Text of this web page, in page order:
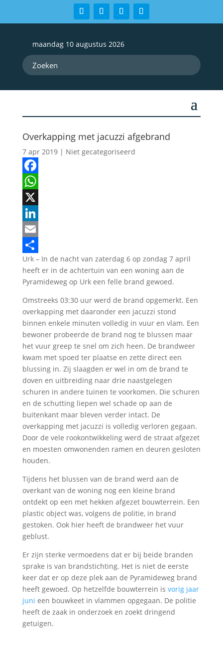
maandag 10 augustus 2026
Overkapping met jacuzzi afgebrand
7 apr 2019| Niet gecategoriseerd
Facebook
WhatsApp
X
LinkedIn
Email
Delen
Urk – In de nacht van zaterdag 6 op zondag 7 april
heeft er in de achtertuin van een woning aan de
Pyramideweg op Urk een felle brand gewoed.
Omstreeks 03:30 uur werd de brand opgemerkt. Een
overkapping met daaronder een jacuzzi stond
binnen enkele minuten volledig in vuur en vlam. Een
bewoner probeerde de brand nog te blussen maar
het vuur greep te snel om zich heen. De brandweer
kwam met spoed ter plaatse en zette direct een
blussing in. Zij slaagden er wel in om de brand te
doven en uitbreiding naar drie naastgelegen
schuren in andere tuinen te voorkomen. Die schuren
en de schutting liepen wel schade op aan de
buitenkant maar bleven verder intact. De
overkapping met jacuzzi is volledig verloren gegaan.
Door de vele rookontwikkeling werd de straat afgezet
en moesten omwonenden ramen en deuren gesloten
houden.
Tijdens het blussen van de brand werd aan de
overkant van de woning nog een kleine brand
ontdekt op een met hekken afgezet bouwterrein. Een
plastic object was, volgens de politie, in brand
gestoken. Ook hier heeft de brandweer het vuur
geblust.
Er zijn sterke vermoedens dat er bij beide branden
sprake is van brandstichting. Het is niet de eerste
keer dat er op deze plek aan de Pyramideweg brand
heeft gewoed. Op hetzelfde bouwterrein is vorig jaar
juni een bouwkeet in vlammen opgegaan. De politie
heeft de zaak in onderzoek en zoekt dringend
getuigen.